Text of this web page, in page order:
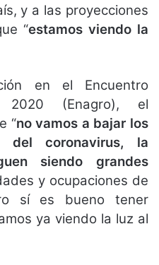
y a las proyecciones
“estamos viendo la
en el Encuentro
(Enagro), el
“no vamos a bajar los
del coronavirus, la
siendo grandes
y ocupaciones de
sí es bueno tener
ya viendo la luz al